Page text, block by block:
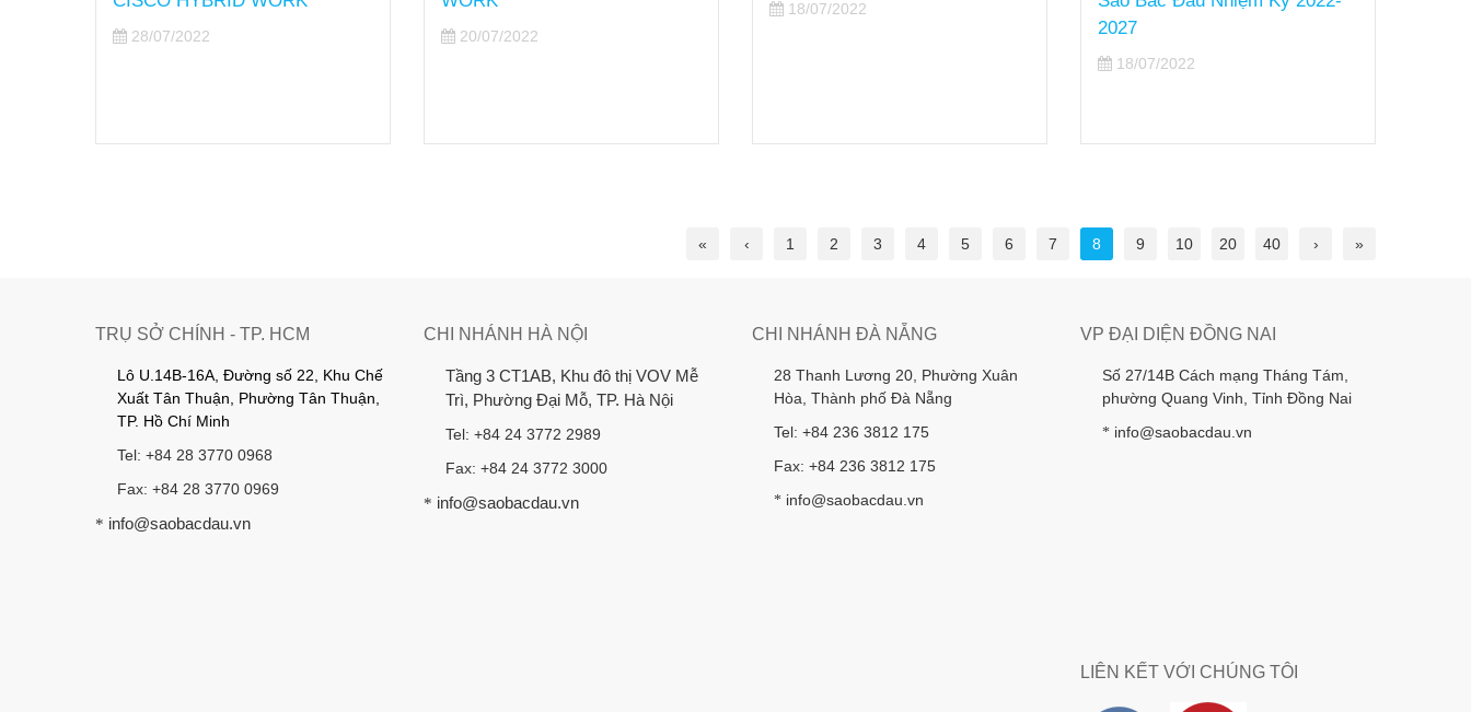
28/07/2022 20/07/2022
18/07/2022
2027
18/07/2022
« ‹ 1 2 3 4 5 6 7 8 9 10 20 40 › »
TRỤ SỞ CHÍNH - TP. HCM
Lô U.14B-16A, Đường số 22, Khu Chế
Xuất Tân Thuận, Phường Tân Thuận,
TP. Hồ Chí Minh
Tel: +84 28 3770 0968
Fax: +84 28 3770 0969
* info@saobacdau.vn
CHI NHÁNH HÀ NỘI
Tầng 3 CT1AB, Khu đô thị VOV Mễ
Trì, Phường Đại Mỗ, TP. Hà Nội
Tel: +84 24 3772 2989
Fax: +84 24 3772 3000
* info@saobacdau.vn
CHI NHÁNH ĐÀ NẴNG
28 Thanh Lương 20, Phường Xuân
Hòa, Thành phố Đà Nẵng
Tel: +84 236 3812 175
Fax: +84 236 3812 175
* info@saobacdau.vn
VP ĐẠI DIỆN ĐỒNG NAI
Số 27/14B Cách mạng Tháng Tám,
phường Quang Vinh, Tỉnh Đồng Nai
* info@saobacdau.vn
LIÊN KẾT VỚI CHÚNG TÔI